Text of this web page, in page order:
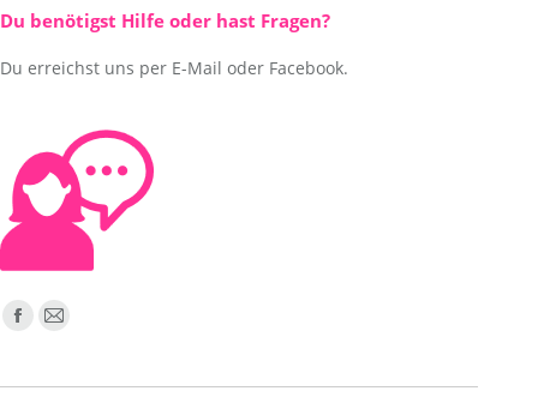
Du benötigst Hilfe oder hast Fragen?
Du erreichst uns per E-Mail oder Facebook.
Finden Sie uns auf:
Facebook
opens
E-
page